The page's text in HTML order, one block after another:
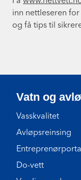
inn nettleseren
og få tips til
Vatn og
Vasskvalitet
Avløpsreinsing
Do-vett